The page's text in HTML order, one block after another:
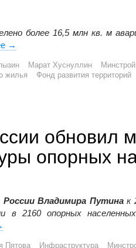
более 16,5 млн кв. м
Более 408 тысяч семей
→
Марат Хуснуллин
жилья Фонд развития территорий
обновил
опорных
России Владимира Путинак
в 2160 опорных
России обновил
Пятова Инфраструктура